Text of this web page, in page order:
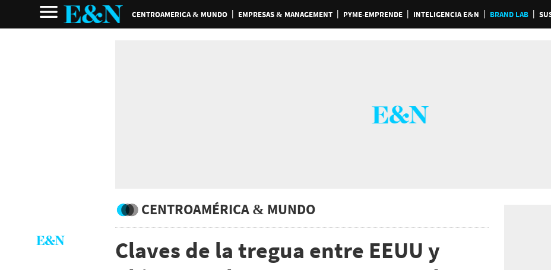
CENTROAMERICA & MUNDO EMPRESAS & MANAGEMENT PYME-EMPRENDE INTELIGENCIA E&N BRAND LAB
CENTROAMÉRICA & MUNDO
Claves de la tregua entre EEUU y